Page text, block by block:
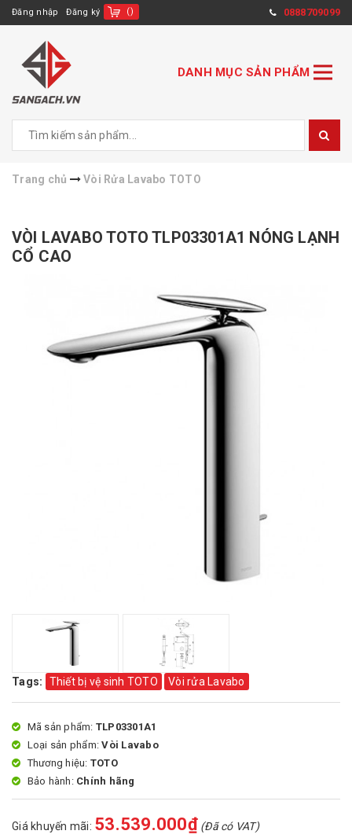
Đăng nhập Đăng ký () 0888709099
DANH MỤC SẢN PHẨM
Trang chủ Vòi Rửa Lavabo TOTO
VÒI LAVABO TOTO TLP03301A1 NÓNG LẠNH
CỔ CAO
Tags: Thiết bị vệ sinh TOTO Vòi rửa Lavabo
Mã sản phẩm: TLP03301A1
Loại sản phẩm:Vòi Lavabo
Thương hiệu: TOTO
Bảo hành: Chính hãng
Giá khuyến mãi: 53.539.000₫ (Đã có VAT)